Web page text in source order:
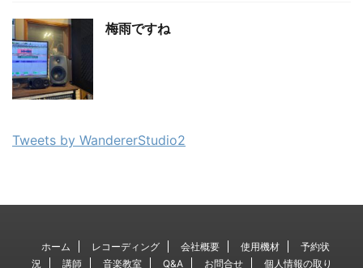
梅雨ですね
Tweets by WandererStudio2
ホーム レコーディング 会社概要 使用機材
予約状
況
講師 音楽教室 Q&A お問合せ
個人情報の取り